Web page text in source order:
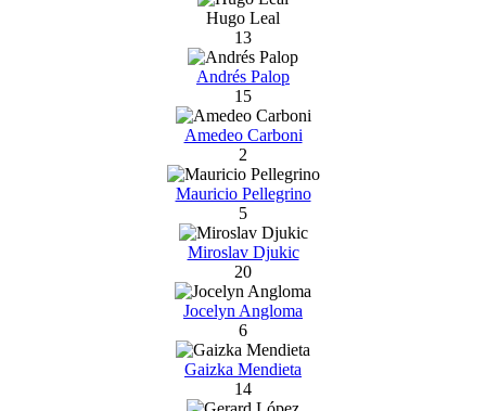
Hugo Leal
13
Andrés Palop
15
Amedeo Carboni
2
Mauricio Pellegrino
5
Miroslav Djukic
20
Jocelyn Angloma
6
Gaizka Mendieta
14